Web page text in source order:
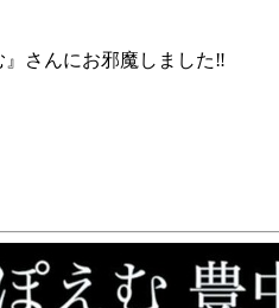
さんにお邪魔しました‼️